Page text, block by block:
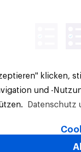
vorbehalten.
klicken,
und -
Datenschutz